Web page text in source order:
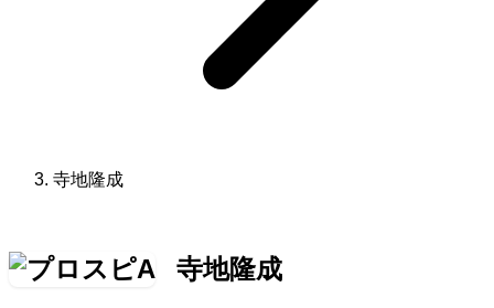
寺地隆成
寺地隆成